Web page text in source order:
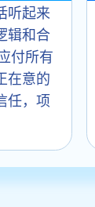
听起来
辑和合
付所有
在意的
任，项